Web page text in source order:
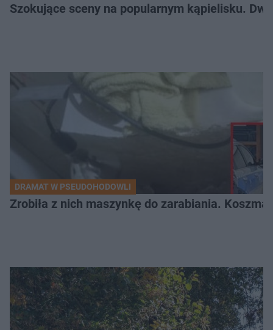
Szokujące sceny na popularnym kąpielisku.
DRAMAT W PSEUDOHODOWLI
Zrobiła z nich maszynkę do zarabiania.